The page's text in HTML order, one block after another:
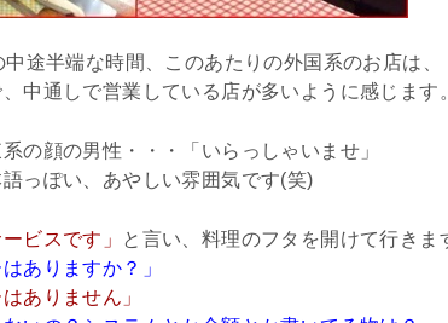
途半端な時間、このあたりの外国系のお店は、
中通しで営業している店が多いように感じます。
の顔の男性・・・「いらっしゃいませ」
っぽい、あやしい雰囲気です(笑)
ビスです」
と言い、料理のフタを開けて行き
はありますか？」
ありません」